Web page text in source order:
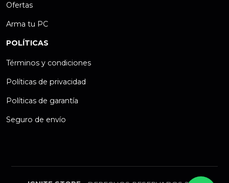
Ofertas
Arma tu PC
POLÍTICAS
Términos y condiciones
Políticas de privacidad
Políticas de garantía
Seguro de envío